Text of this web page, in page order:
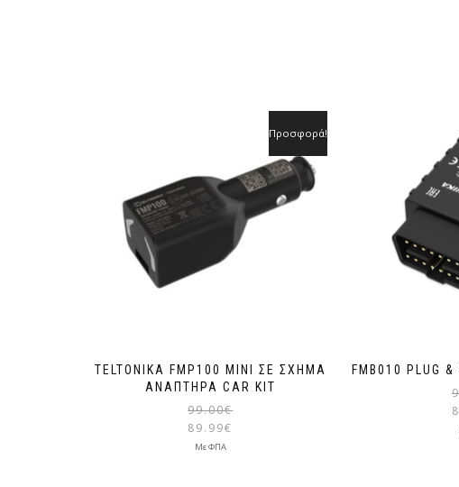
TELTONIKA FMP100 MINI ΣΕ ΣΧΉΜΑ
ΑΝΑΠΤΉΡΑ CAR KIT
Προσφορά!
99.00€
89.99€
Με ΦΠΑ
FMB010 PLUG &